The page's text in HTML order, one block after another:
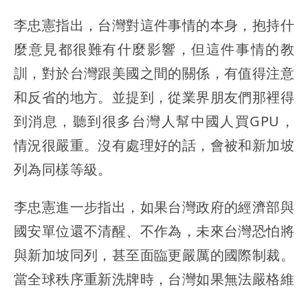
李忠憲指出，台灣對這件事情的本身，抱持什
麼意見都很難有什麼影響，但這件事情的教
訓，對於台灣跟美國之間的關係，有值得注意
和反省的地方。並提到，從業界朋友們那裡得
到消息，聽到很多台灣人幫中國人買GPU，
情況很嚴重。沒有處理好的話，會被和新加坡
列為同樣等級。
李忠憲進一步指出，如果台灣政府的經濟部與
國安單位還不清醒、不作為，未來台灣恐怕將
與新加坡同列，甚至面臨更嚴厲的國際制裁。
當全球秩序重新洗牌時，台灣如果無法嚴格維